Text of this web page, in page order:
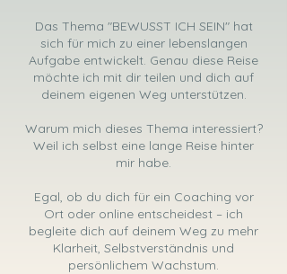
Das Thema "BEWUSST ICH SEIN" hat
sich für mich zu einer lebenslangen
Aufgabe entwickelt. Genau diese Reise
möchte ich mit dir teilen und dich auf
deinem eigenen Weg unterstützen.
Warum mich dieses Thema interessiert?
Weil ich selbst eine lange Reise hinter
mir habe.
Egal, ob du dich für ein Coaching vor
Ort oder online entscheidest – ich
begleite dich auf deinem Weg zu mehr
Klarheit, Selbstverständnis und
persönlichem Wachstum.